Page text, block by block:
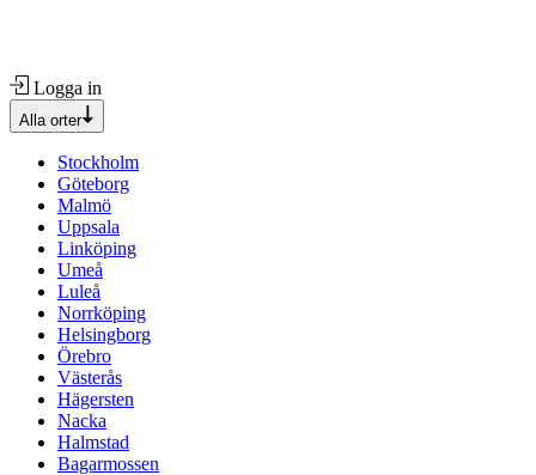
Logga in
Alla orter
Stockholm
Göteborg
Malmö
Uppsala
Linköping
Umeå
Luleå
Norrköping
Helsingborg
Örebro
Västerås
Hägersten
Nacka
Halmstad
Bagarmossen